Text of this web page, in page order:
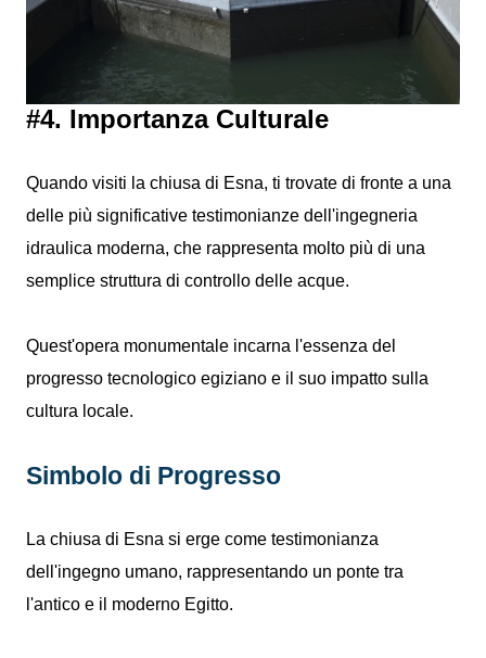
#4. Importanza Culturale
Quando visiti la chiusa di Esna, ti trovate di fronte a una
delle più significative testimonianze dell'ingegneria
idraulica moderna, che rappresenta molto più di una
semplice struttura di controllo delle acque.
Quest'opera monumentale incarna l'essenza del
progresso tecnologico egiziano e il suo impatto sulla
cultura locale.
Simbolo di Progresso
La chiusa di Esna si erge come testimonianza
dell'ingegno umano, rappresentando un ponte tra
l'antico e il moderno Egitto.